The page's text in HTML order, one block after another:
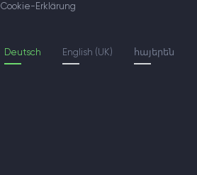
հայերեն
English (UK)
Deutsch
Cookie-Erklärung